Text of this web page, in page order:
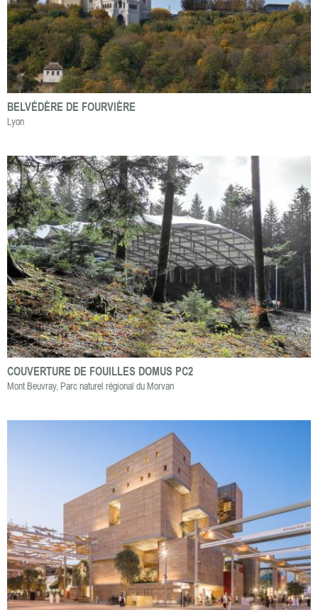
BELVÉDÈRE DE FOURVIÈRE
Lyon
COUVERTURE DE FOUILLES DOMUS PC2
Mont Beuvray, Parc naturel régional du Morvan